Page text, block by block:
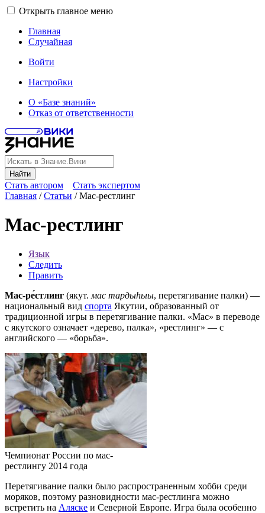
Открыть главное меню
Главная
Случайная
Войти
Настройки
О «Базе знаний»
Отказ от ответственности
Найти
Стать автором
Стать экспертом
Главная /Статьи /Мас-рестлинг
Мас-рестлинг
Язык
Следить
Править
Мас-ре́стлинг (якут. мас тардыhыы, перетягивание палки) —
национальный вид спорта Якутии, образованный от
традиционной игры в перетягивание палки. «Мас» в переводе
с якутского означает «дерево, палка», «рестлинг» — с
английского — «борьба».
Чемпионат России по мас-
рестлингу 2014 года
Перетягивание палки было распространенным хобби среди
моряков, поэтому разновидности мас-рестлинга можно
встретить на Аляске и Северной Европе. Игра была особенно